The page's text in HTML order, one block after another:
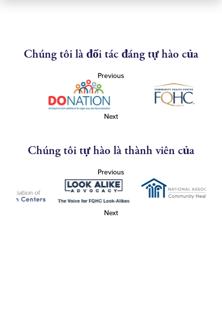
Chúng tôi là đối tác đáng tự hào của
Previous
Next
Chúng tôi tự hào là thành viên của
Previous
Next